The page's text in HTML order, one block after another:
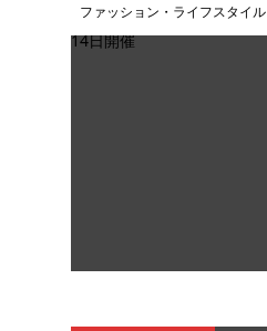
ファッション・ライフスタイル